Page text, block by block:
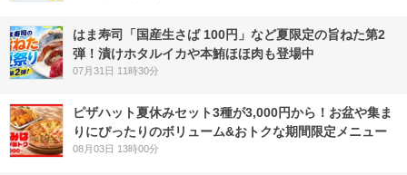
はま寿司「国産生さば 100円」など夏限定の旨ねた第2
弾！漬けホタルイカや本鮪ほほ肉も登場中
07月31日 11時30分
ピザハット夏休みセット3種が3,000円から！お盆や集ま
りにぴったりのボリューム&おトクな期間限定メニュー
08月03日 13時00分